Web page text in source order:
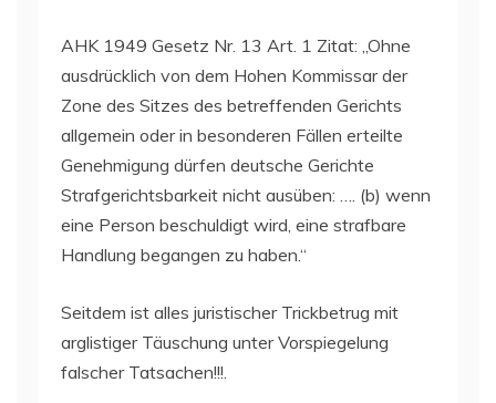
AHK 1949 Gesetz Nr. 13 Art. 1 Zitat: „Ohne
ausdrücklich von dem Hohen Kommissar der
Zone des Sitzes des betreffenden Gerichts
allgemein oder in besonderen Fällen erteilte
Genehmigung dürfen deutsche Gerichte
Strafgerichtsbarkeit nicht ausüben: …. (b) wenn
eine Person beschuldigt wird, eine strafbare
Handlung begangen zu haben.“
Seitdem ist alles juristischer Trickbetrug mit
arglistiger Täuschung unter Vorspiegelung
falscher Tatsachen!!!.